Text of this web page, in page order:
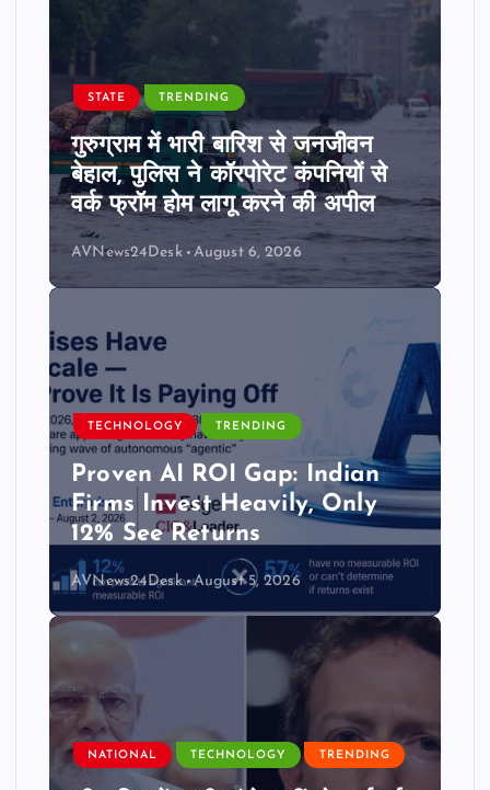
STATE TRENDING
गुरुग्राम में भारी बारिश से जनजीवन
बेहाल, पुलिस ने कॉरपोरेट कंपनियों से
वर्क फ्रॉम होम लागू करने की अपील
AVNews24Desk August 6, 2026
TECHNOLOGY TRENDING
Proven AI ROI Gap: Indian
Firms Invest Heavily, Only
12% See Returns
AVNews24Desk August 5, 2026
NATIONAL TECHNOLOGY TRENDING